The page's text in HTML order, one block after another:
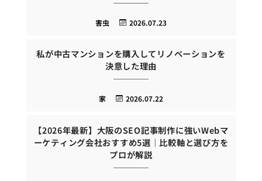
2026.07.23
害虫
私が中古マンションを購入してリノベーションを
決意した理由
2026.07.22
家
【2026年最新】大阪のSEO記事制作に強いWebマ
ーケティング会社おすすめ5選｜比較軸と選び方を
プロが解説